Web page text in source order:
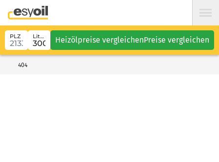
PLZ Liter Heizölpreise vergleichenPreise vergleichen
404